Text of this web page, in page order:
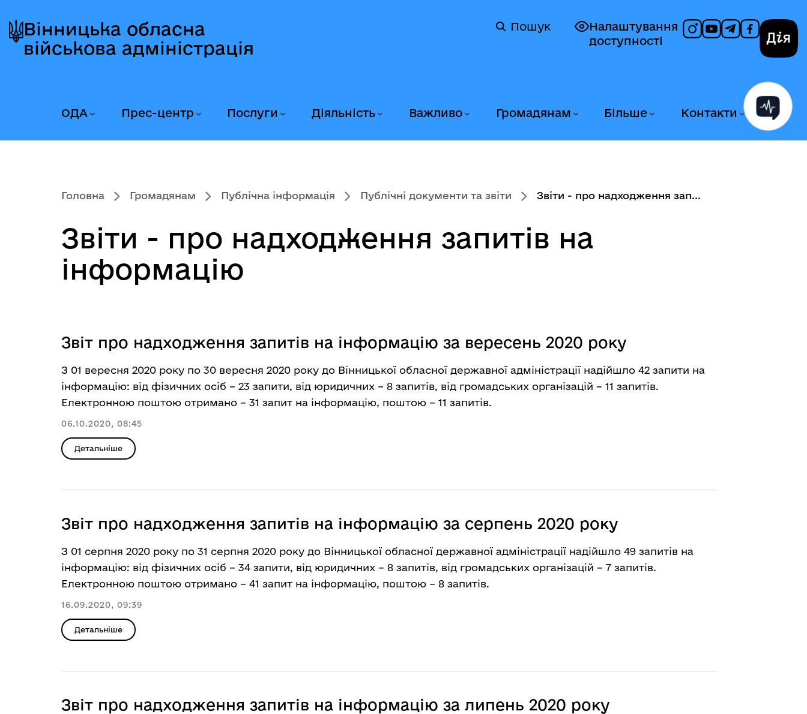
до
головного
до
головного
вмісту
до
головного
колонтитула
Вінницька обласна
військова адміністрація
Налаштування
доступності
Пошук
ОДА Прес-центр Послуги Діяльність Важливо Громадянам Більше Контакти
Головна Громадянам Публічна інформація Публічні документи та звіти Звіти - про надходження зап...
Звіти - про надходження запитів на
інформацію
Звіт про надходження запитів на інформацію за вересень 2020 року
З 01 вересня 2020 року по 30 вересня 2020 року до Вінницької обласної державної адміністрації надійшло 42 запити на
інформацію: від фізичних осіб – 23 запити, від юридичних – 8 запитів, від громадських організацій – 11 запитів.
Електронною поштою отримано – 31 запит на інформацію, поштою – 11 запитів.
06.10.2020, 08:45
Детальніше
Звіт про надходження запитів на інформацію за серпень 2020 року
З 01 серпня 2020 року по 31 серпня 2020 року до Вінницької обласної державної адміністрації надійшло 49 запитів на
інформацію: від фізичних осіб – 34 запити, від юридичних – 8 запитів, від громадських організацій – 7 запитів.
Електронною поштою отримано – 41 запит на інформацію, поштою – 8 запитів.
16.09.2020, 09:39
Детальніше
Звіт про надходження запитів на інформацію за липень 2020 року